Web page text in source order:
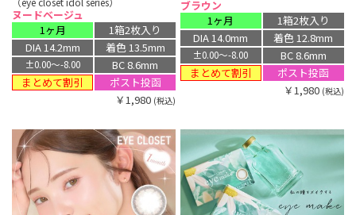
ヌードベージュ
1ヶ月
1箱2枚入り
DIA 14.2mm
着色 13.5mm
±0.00〜-8.00
BC 8.6mm
まとめて割引
ポスト投函
￥1,980 (税込)
ブラウン
1ヶ月
1箱2枚入り
DIA 14.0mm
着色 12.8mm
±0.00〜-8.00
BC 8.6mm
まとめて割引
ポスト投函
￥1,980 (税込)